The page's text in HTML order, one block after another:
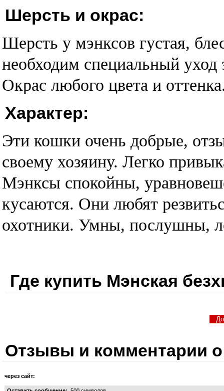
Шерсть и окрас:
Шерсть у мэнксов густая,
необходим специальный уход
Окрас любого цвета и
Характер:
Эти кошки очень добрые,
своему хозяину. Легко
Мэнксы спокойны,
кусаются. Они любят
охотники. Умны, послушны,
Где купить Мэнская
Отзывы и комментарии о
через сайт: